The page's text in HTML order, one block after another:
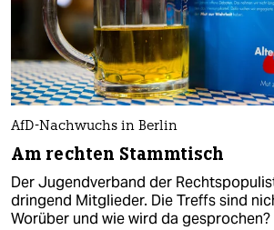
AfD-Nachwuchs in Berlin
Am rechten Stammtisch
Der Jugendverband der
dringend Mitglieder. Die Treffs sind
Worüber und wie wird da gesprochen?